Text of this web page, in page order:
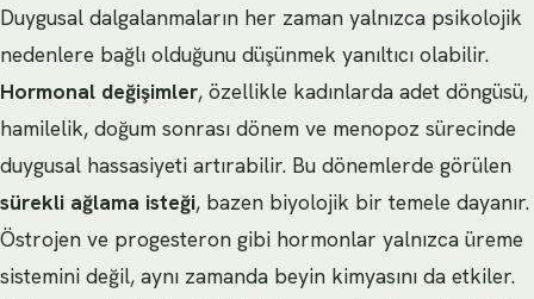
Duygusal dalgalanmaların her zaman yalnızca psikolojik
nedenlere bağlı olduğunu düşünmek yanıltıcı olabilir.
Hormonal değişimler, özellikle kadınlarda adet döngüsü,
hamilelik, doğum sonrası dönem ve menopoz sürecinde
duygusal hassasiyeti artırabilir. Bu dönemlerde görülen
sürekli ağlama isteği, bazen biyolojik bir temele dayanır.
Östrojen ve progesteron gibi hormonlar yalnızca üreme
sistemini değil, aynı zamanda beyin kimyasını da etkiler.